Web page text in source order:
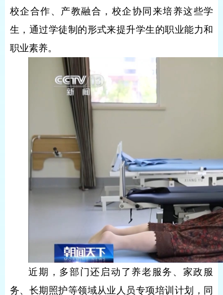
校企合作、产教融合，校企协同来培养这些学
生，通过学徒制的形式来提升学生的职业能力和
职业素养。
近期，多部门还启动了养老服务、家政服
务、长期照护等领域从业人员专项培训计划，同